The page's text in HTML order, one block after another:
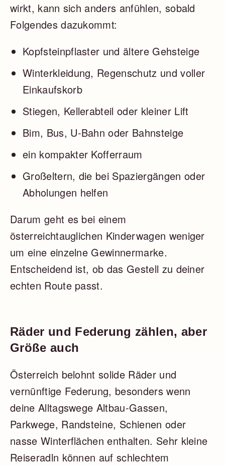
wirkt, kann sich anders anfühlen, sobald
Folgendes dazukommt:
Kopfsteinpflaster und ältere Gehsteige
Winterkleidung, Regenschutz und voller
Einkaufskorb
Stiegen, Kellerabteil oder kleiner Lift
Bim, Bus, U-Bahn oder Bahnsteige
ein kompakter Kofferraum
Großeltern, die bei Spaziergängen oder
Abholungen helfen
Darum geht es bei einem
österreichtauglichen Kinderwagen weniger
um eine einzelne Gewinnermarke.
Entscheidend ist, ob das Gestell zu deiner
echten Route passt.
Räder und Federung zählen, aber
Größe auch
Österreich belohnt solide Räder und
vernünftige Federung, besonders wenn
deine Alltagswege Altbau-Gassen,
Parkwege, Randsteine, Schienen oder
nasse Winterflächen enthalten. Sehr kleine
Reiseradln können auf schlechtem